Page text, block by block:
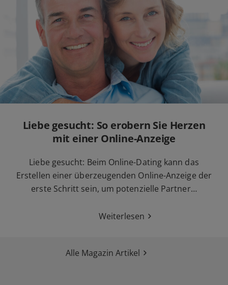
Liebe gesucht: So erobern Sie Herzen
mit einer Online-Anzeige
Liebe gesucht: Beim Online-Dating kann das
Erstellen einer überzeugenden Online-Anzeige der
erste Schritt sein, um potenzielle Partner…
Weiterlesen
Alle Magazin Artikel